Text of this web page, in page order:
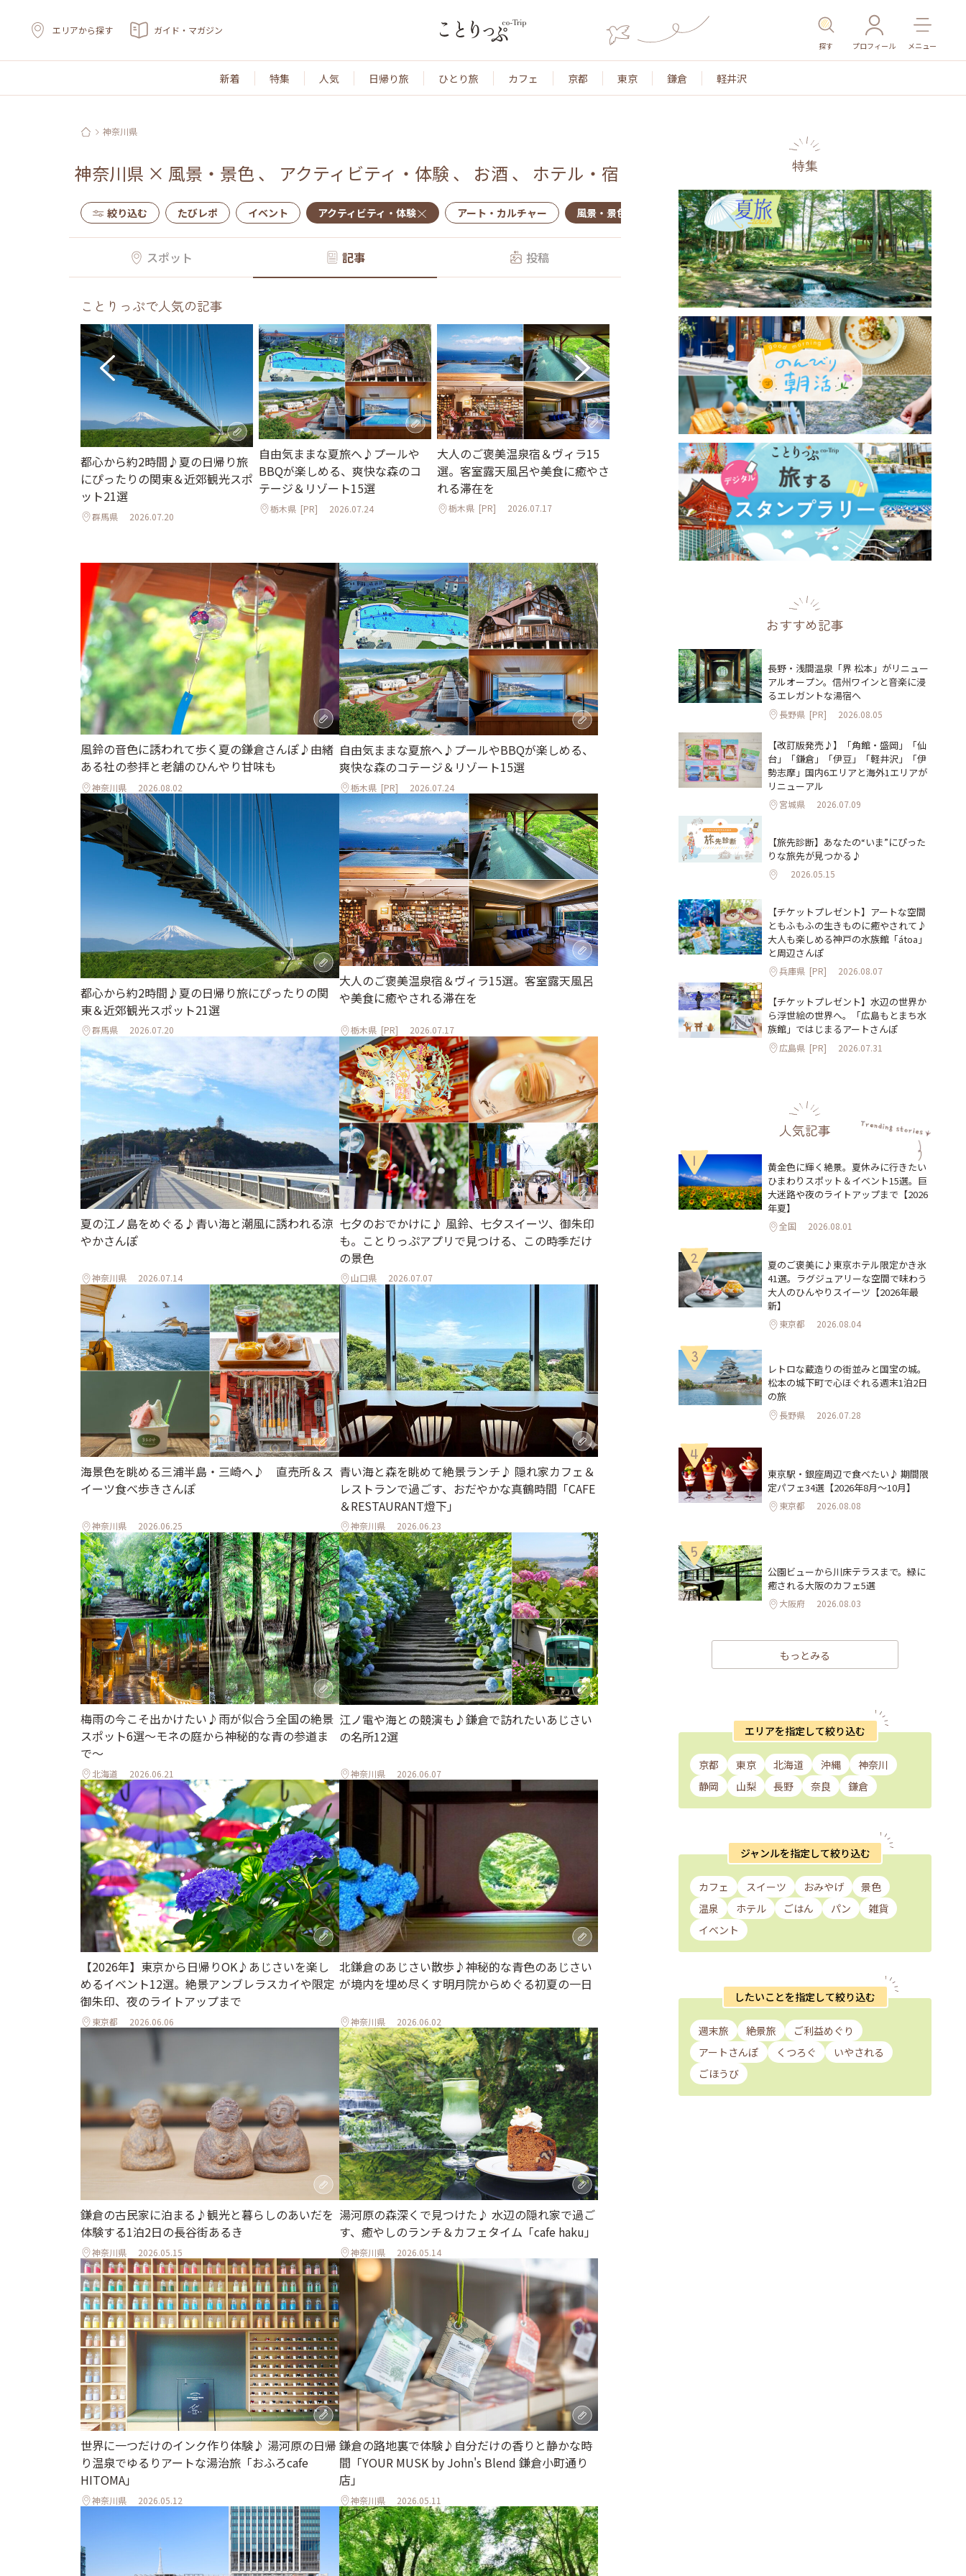
エリアから探す ガイド・マガジン
探す プロフィール メニュー
新着 特集 人気 日帰り旅 ひとり旅 カフェ 京都 東京 鎌倉 軽井沢
神奈川県
神奈川県 × 風景・景色 、 アクティビティ・体験 、 お酒 、 ホテル・宿
絞り込む たびレポ イベント アクティビティ・体験 アート・カルチャー 風景・景色 名所・旧跡 温泉・スパ その他施設 ごはん
スポット 記事 投稿
ことりっぷで人気の記事
都心から約2時間♪夏の日帰り旅
にぴったりの関東＆近郊観光スポ
ット21選
群馬県 2026.07.20
自由気ままな夏旅へ♪プールや
BBQが楽しめる、爽快な森のコ
テージ＆リゾート15選
栃木県 [PR] 2026.07.24
大人のご褒美温泉宿＆ヴィラ15
選。客室露天風呂や美食に癒やさ
れる滞在を
栃木県 [PR] 2026.07.17
本×食×温泉が楽しめる癒しのス
ポット「湯河原惣湯 Books and
Retreat」が登場
2021.09.29
風鈴の音色に誘われて歩く夏の鎌倉さんぽ♪由緒
ある社の参拝と老舗のひんやり甘味も
神奈川県 2026.08.02
自由気ままな夏旅へ♪プールやBBQが楽しめる、
爽快な森のコテージ＆リゾート15選
栃木県 [PR] 2026.07.24
都心から約2時間♪夏の日帰り旅にぴったりの関
東＆近郊観光スポット21選
群馬県 2026.07.20
大人のご褒美温泉宿＆ヴィラ15選。客室露天風呂
や美食に癒やされる滞在を
栃木県 [PR] 2026.07.17
夏の江ノ島をめぐる♪青い海と潮風に誘われる涼
やかさんぽ
神奈川県 2026.07.14
七夕のおでかけに♪ 風鈴、七夕スイーツ、御朱印
も。ことりっぷアプリで見つける、この時季だけ
の景色
山口県 2026.07.07
海景色を眺める三浦半島・三崎へ♪ 直売所＆ス
イーツ食べ歩きさんぽ
神奈川県 2026.06.25
青い海と森を眺めて絶景ランチ♪ 隠れ家カフェ＆
レストランで過ごす、おだやかな真鶴時間「CAFE
＆RESTAURANT燈下」
神奈川県 2026.06.23
梅雨の今こそ出かけたい♪雨が似合う全国の絶景
スポット6選～モネの庭から神秘的な青の参道ま
で～
北海道 2026.06.21
江ノ電や海との競演も♪鎌倉で訪れたいあじさい
の名所12選
神奈川県 2026.06.07
【2026年】東京から日帰りOK♪あじさいを楽し
めるイベント12選。絶景アンブレラスカイや限定
御朱印、夜のライトアップまで
東京都 2026.06.06
北鎌倉のあじさい散歩♪神秘的な青色のあじさい
が境内を埋め尽くす明月院からめぐる初夏の一日
神奈川県 2026.06.02
鎌倉の古民家に泊まる♪観光と暮らしのあいだを
体験する1泊2日の長谷街あるき
神奈川県 2026.05.15
湯河原の森深くで見つけた♪ 水辺の隠れ家で過ご
す、癒やしのランチ＆カフェタイム「cafe haku」
神奈川県 2026.05.14
世界に一つだけのインク作り体験♪ 湯河原の日帰
り温泉でゆるりアートな湯治旅「おふろcafe
HITOMA」
神奈川県 2026.05.12
鎌倉の路地裏で体験♪自分だけの香りと静かな時
間「YOUR MUSK by John's Blend 鎌倉小町通り
店」
神奈川県 2026.05.11
特集
おすすめ記事
長野・浅間温泉「界 松本」がリニュー
アルオープン。信州ワインと音楽に浸
るエレガントな湯宿へ
長野県 [PR] 2026.08.05
【改訂版発売♪】「角館・盛岡」「仙
台」「鎌倉」「伊豆」「軽井沢」「伊
勢志摩」国内6エリアと海外1エリアが
リニューアル
宮城県 2026.07.09
【旅先診断】あなたの“いま”にぴった
りな旅先が見つかる♪
2026.05.15
【チケットプレゼント】アートな空間
ともふもふの生きものに癒やされて♪
大人も楽しめる神戸の水族館「átoa」
と周辺さんぽ
兵庫県 [PR] 2026.08.07
【チケットプレゼント】水辺の世界か
ら浮世絵の世界へ。「広島もとまち水
族館」ではじまるアートさんぽ
広島県 [PR] 2026.07.31
人気記事
1
黄金色に輝く絶景。夏休みに行きたい
ひまわりスポット＆イベント15選。巨
大迷路や夜のライトアップまで【2026
年夏】
全国 2026.08.01
2
夏のご褒美に♪東京ホテル限定かき氷
41選。ラグジュアリーな空間で味わう
大人のひんやりスイーツ【2026年最
新】
東京都 2026.08.04
3
レトロな蔵造りの街並みと国宝の城。
松本の城下町で心ほぐれる週末1泊2日
の旅
長野県 2026.07.28
4
東京駅・銀座周辺で食べたい♪ 期間限
定パフェ34選【2026年8月～10月】
東京都 2026.08.08
5
公園ビューから川床テラスまで。緑に
癒される大阪のカフェ5選
大阪府 2026.08.03
もっとみる
エリアを指定して絞り込む
京都 東京 北海道 沖縄
神奈川
静岡
山梨 長野 奈良 鎌倉
ジャンルを指定して絞り込む
カフェ スイーツ おみやげ
景色
温泉
ホテル ごはん パン
雑貨
イベント
したいことを指定して絞り込む
週末旅 絶景旅
ご利益めぐり
アートさんぽ
くつろぐ
いやされる
ごほうび